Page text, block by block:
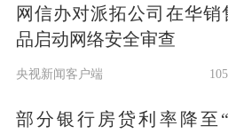
国进行任何谈判的先
网信办对派拓公司在华销
品启动网络安全审查
央视新闻客户端
部分银行房贷利率降至